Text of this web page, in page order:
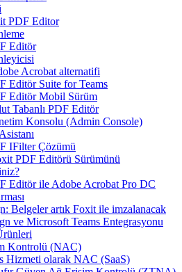
PDF Editor
Editör
Acrobat alternatifi
Editör Suite for Teams
Editör Mobil Sürüm
Tabanlı PDF Editör
Konsolu (Admin Console)
IFilter Çözümü
PDF Editörü Sürümünü
Editör ile Adobe Acrobat Pro DC
Belgeler artık Foxit ile imzalanacak
ve Microsoft Teams Entegrasyonu
Kontrolü (NAC)
Hizmeti olarak NAC (SaaS)